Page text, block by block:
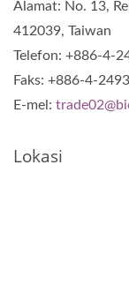
Alamat: No. 13,
412039, Taiwan
Telefon: +886-4-
Faks: +886-4-
E-mel:
Lokasi